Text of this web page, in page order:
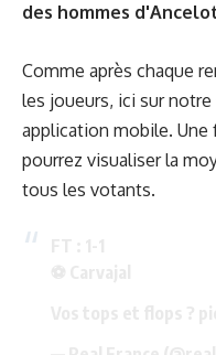
des hommes
Comme après chaque
les joueurs, ici sur
application mobile.
pourrez visualiser la
tous les votants.